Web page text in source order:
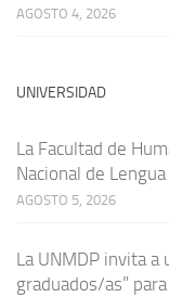
AGOSTO 4, 2026
UNIVERSIDAD
La Facultad de
Nacional de
AGOSTO 5, 2026
La UNMDP invita a
graduados/as”